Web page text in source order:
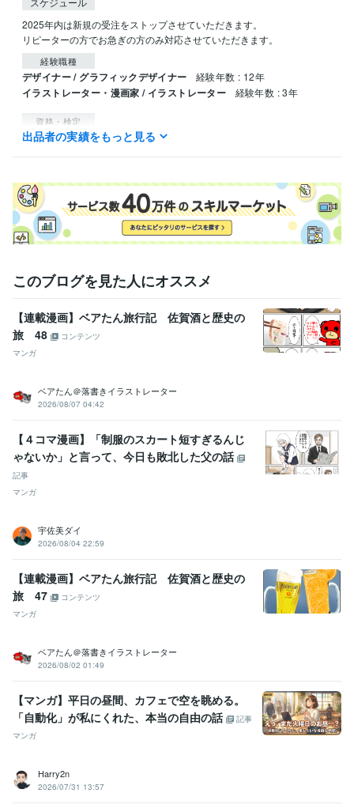
2025年内は新規の受注をストップさせていただきます。
リピーターの方でお急ぎの方のみ対応させていただきます。
経験職種
デザイナー / グラフィックデザイナー 経験年数 : 12年
イラストレーター・漫画家 / イラストレーター 経験年数 : 3年
資格・検定
色彩検定3級 取得年 : 2015年
ビジネス・クリエイティブツール
Adobe Photoshop:10年Adobe Illustrator:5年
Adobe Fresco:0年
得意分野
スト、4コママンガ
個人店 ビジネス
出品者の実績をもっと見る
このブログを見た人にオススメ
【連載漫画】ベアたん旅行記 佐賀酒と歴史の
旅 48
コンテンツ
マンガ
ベアたん＠落書きイラストレーター
2026/08/07 04:42
【４コマ漫画】「制服のスカート短すぎるんじ
ゃないか」と言って、今日も敗北した父の話
記事
マンガ
宇佐美ダイ
2026/08/04 22:59
【連載漫画】ベアたん旅行記 佐賀酒と歴史の
旅 47
コンテンツ
マンガ
ベアたん＠落書きイラストレーター
2026/08/02 01:49
【マンガ】平日の昼間、カフェで空を眺める。
「自動化」が私にくれた、本当の自由の話
記事
マンガ
Harry2n
2026/07/31 13:57